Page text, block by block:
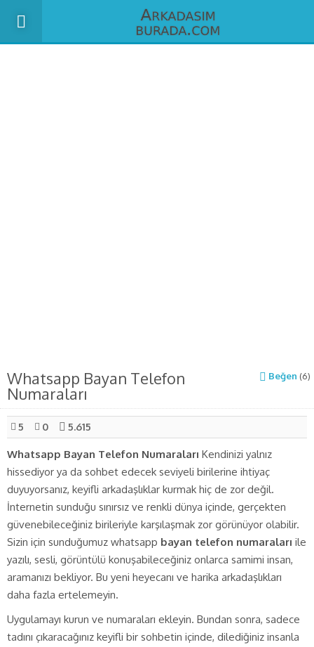
Whatsapp Bayan Telefon
Numaraları
Beğen (6)
5 0 5.615
Whatsapp Bayan Telefon Numaraları Kendinizi yalnız
hissediyor ya da sohbet edecek seviyeli birilerine ihtiyaç
duyuyorsanız, keyifli arkadaşlıklar kurmak hiç de zor değil.
İnternetin sunduğu sınırsız ve renkli dünya içinde, gerçekten
güvenebileceğiniz birileriyle karşılaşmak zor görünüyor olabilir.
Sizin için sunduğumuz whatsapp bayan telefon numaraları ile
yazılı, sesli, görüntülü konuşabileceğiniz onlarca samimi insan,
aramanızı bekliyor. Bu yeni heyecanı ve harika arkadaşlıkları
daha fazla ertelemeyin.
Uygulamayı kurun ve numaraları ekleyin. Bundan sonra, sadece
tadını çıkaracağınız keyifli bir sohbetin içinde, dilediğiniz insanla